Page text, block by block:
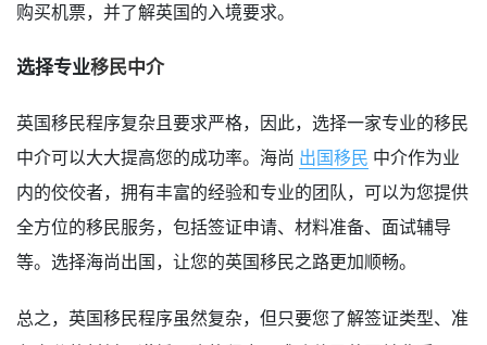
购买机票，并了解英国的入境要求。
选择专业移民中介
英国移民程序复杂且要求严格，因此，选择一家专业的移民
中介可以大大提高您的成功率。海尚 出国移民 中介作为业
内的佼佼者，拥有丰富的经验和专业的团队，可以为您提供
全方位的移民服务，包括签证申请、材料准备、面试辅导
等。选择海尚出国，让您的英国移民之路更加顺畅。
总之，英国移民程序虽然复杂，但只要您了解签证类型、准